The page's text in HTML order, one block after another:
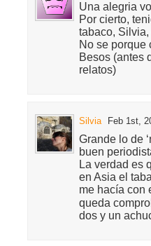
Una alegria
Por cierto,
tabaco,
No se
Besos (antes
relatos)
Silvia Feb 1st,
Grande lo de
buen
La verdad es
en Asia el
me hacía con
queda
dos y un